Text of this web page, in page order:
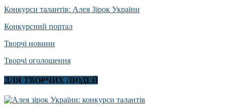
Конкурси талантів: Алея Зірок України
Конкурсний портал
Творчі новини
Творчі оголошення
ДЛЯ ТВОРЧИХ ЛЮДЕЙ